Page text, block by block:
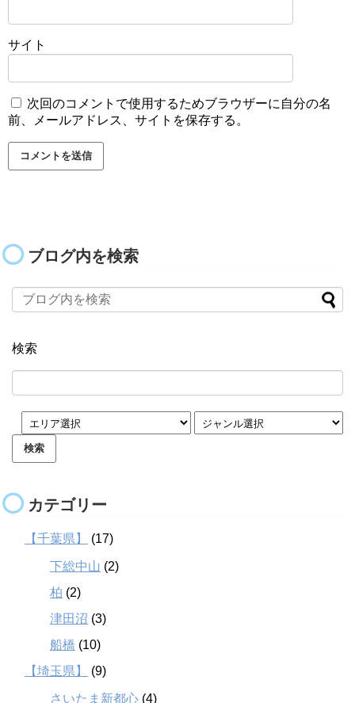
サイト
次回のコメントで使用するためブラウザーに自分の名
前、メールアドレス、サイトを保存する。
ブログ内を検索
検索
カテゴリー
【千葉県】 (17)
下総中山 (2)
柏 (2)
津田沼 (3)
船橋 (10)
【埼玉県】
(9)
さいたま新都心 (4)